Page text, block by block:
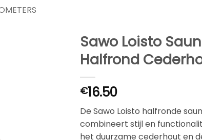
Sawo Loisto
Halfrond
€16.50
De Sawo Loisto halfronde
combineert stijl en
het duurzame cederhout en